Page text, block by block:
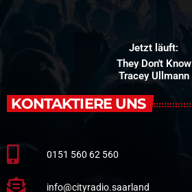
Jetzt läuft:
They Don't Know
Tracey Ullmann
KONTAKTIERE UNS
0151 560 62 560
info@cityradio.saarland